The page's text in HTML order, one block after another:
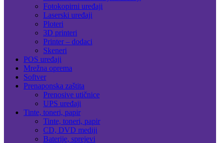
Fotokopirni uređaji
Laserski uređaji
Ploteri
3D printeri
Printer – dodaci
Skeneri
POS uređaji
Mrežna oprema
Softver
Prenaponska zaštita
Prenosive utičnice
UPS uređaji
Tinte, toneri, papir
Tinte, toneri, papir
CD, DVD mediji
Baterije, sprejevi